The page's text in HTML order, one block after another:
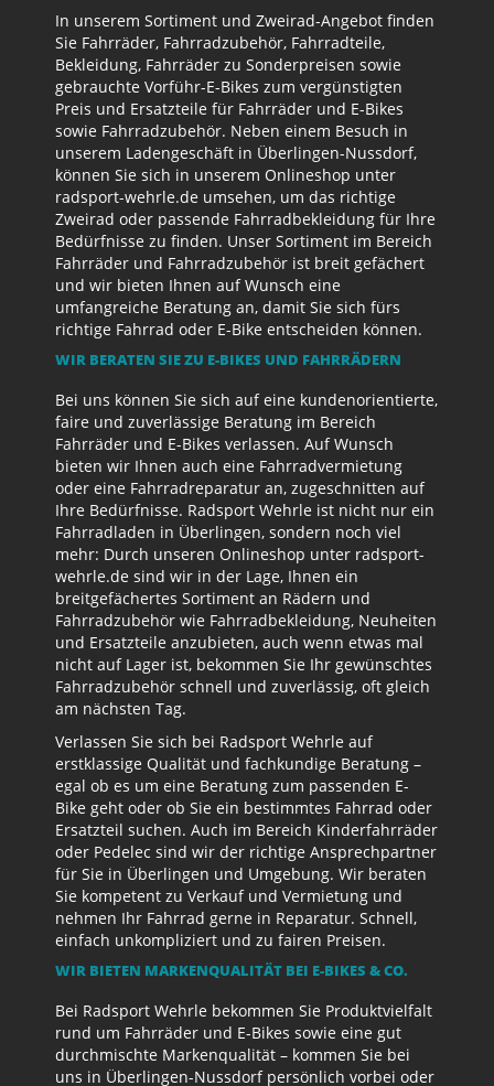
In unserem Sortiment und Zweirad-Angebot finden
Sie Fahrräder, Fahrradzubehör, Fahrradteile,
Bekleidung, Fahrräder zu Sonderpreisen sowie
gebrauchte Vorführ-E-Bikes zum vergünstigten
Preis und Ersatzteile für Fahrräder und E-Bikes
sowie Fahrradzubehör. Neben einem Besuch in
unserem Ladengeschäft in Überlingen-Nussdorf,
können Sie sich in unserem Onlineshop unter
radsport-wehrle.de umsehen, um das richtige
Zweirad oder passende Fahrradbekleidung für Ihre
Bedürfnisse zu finden. Unser Sortiment im Bereich
Fahrräder und Fahrradzubehör ist breit gefächert
und wir bieten Ihnen auf Wunsch eine
umfangreiche Beratung an, damit Sie sich fürs
richtige Fahrrad oder E-Bike entscheiden können.
WIR BERATEN SIE ZU E-BIKES UND FAHRRÄDERN
Bei uns können Sie sich auf eine kundenorientierte,
faire und zuverlässige Beratung im Bereich
Fahrräder und E-Bikes verlassen. Auf Wunsch
bieten wir Ihnen auch eine Fahrradvermietung
oder eine Fahrradreparatur an, zugeschnitten auf
Ihre Bedürfnisse. Radsport Wehrle ist nicht nur ein
Fahrradladen in Überlingen, sondern noch viel
mehr: Durch unseren Onlineshop unter radsport-
wehrle.de sind wir in der Lage, Ihnen ein
breitgefächertes Sortiment an Rädern und
Fahrradzubehör wie Fahrradbekleidung, Neuheiten
und Ersatzteile anzubieten, auch wenn etwas mal
nicht auf Lager ist, bekommen Sie Ihr gewünschtes
Fahrradzubehör schnell und zuverlässig, oft gleich
am nächsten Tag.
Verlassen Sie sich bei Radsport Wehrle auf
erstklassige Qualität und fachkundige Beratung –
egal ob es um eine Beratung zum passenden E-
Bike geht oder ob Sie ein bestimmtes Fahrrad oder
Ersatzteil suchen. Auch im Bereich Kinderfahrräder
oder Pedelec sind wir der richtige Ansprechpartner
für Sie in Überlingen und Umgebung. Wir beraten
Sie kompetent zu Verkauf und Vermietung und
nehmen Ihr Fahrrad gerne in Reparatur. Schnell,
einfach unkompliziert und zu fairen Preisen.
WIR BIETEN MARKENQUALITÄT BEI E-BIKES & CO.
Bei Radsport Wehrle bekommen Sie Produktvielfalt
rund um Fahrräder und E-Bikes sowie eine gut
durchmischte Markenqualität – kommen Sie bei
uns in Überlingen-Nussdorf persönlich vorbei oder